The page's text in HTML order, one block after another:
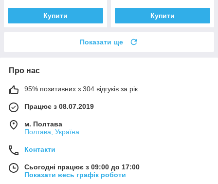
Купити Купити
Показати ще
Про нас
95% позитивних з 304 відгуків за рік
Працює з 08.07.2019
м. Полтава
Полтава, Україна
Контакти
Сьогодні працює з 09:00 до 17:00
Показати весь графік роботи